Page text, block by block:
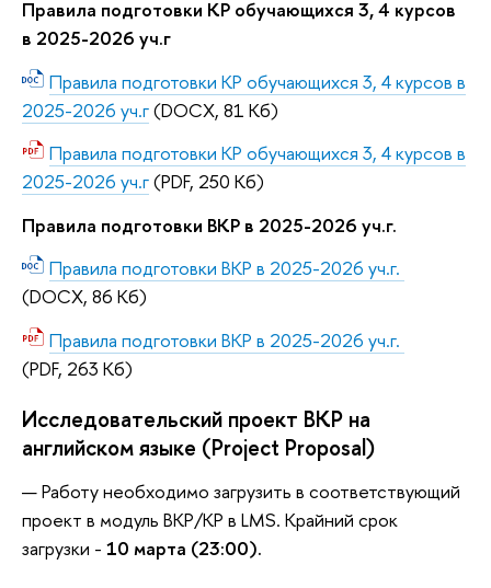
Правила подготовки КР обучающихся 3, 4 курсов
в 2025-2026 уч.г
Правила подготовки КР обучающихся 3, 4 курсов в
2025-2026 уч.г(DOCX, 81 Кб)
Правила подготовки КР обучающихся 3, 4 курсов в
2025-2026 уч.г(PDF, 250 Кб)
Правила подготовки ВКР в 2025-2026 уч.г.
Правила подготовки ВКР в 2025-2026 уч.г.
(DOCX, 86 Кб)
Правила подготовки ВКР в 2025-2026 уч.г.
(PDF, 263 Кб)
Исследовательский проект ВКР на
английском языке (Project Proposal)
Работу необходимо загрузить в соответствующий
проект в модуль ВКР/КР в LMS. Крайний срок
загрузки - 10 марта (23:00).